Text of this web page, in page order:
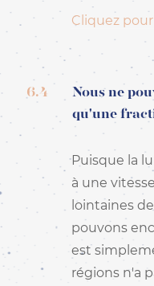
Cliquez
6.4
Nous ne
qu'une
Puisque la
à une
lointaines
pouvons
est
régions n'a